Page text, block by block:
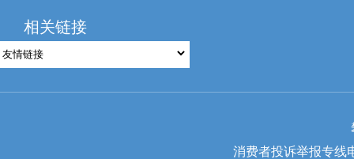
相关链接
消费者投诉举报专线